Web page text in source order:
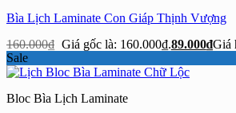
Bìa Lịch Laminate Con Giáp Thịnh Vượng
160.000₫ Giá gốc là: 160.000₫.89.000₫Giá
Sale
Bloc Bìa Lịch Laminate